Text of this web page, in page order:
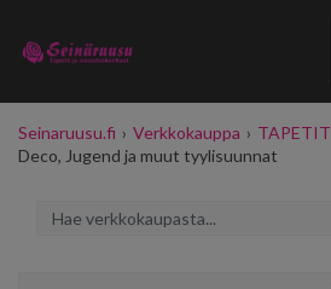
Seinaruusu.fi › Verkkokauppa › TAPETIT
Deco, Jugend ja muut tyylisuunnat